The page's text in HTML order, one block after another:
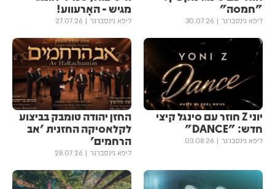
"חמסה"
ליפא גינסברגר 30.07.26
מגיש - האָרעווע!
ליפא גינסברגר 27.07.26
יוני Z חוזר עם סינגל קיצי
חדש: "DANCE"
ליפא גינסברגר 03.08.26
החזן יהודה טומבק בביצוע
לקלאסיקה החזנית 'אב
הרחמים'
ליפא גינסברגר 28.07.26